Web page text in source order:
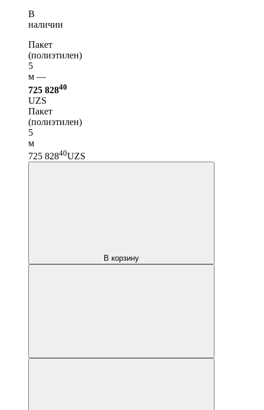
В
наличии
Пакет
(полиэтилен)
5
м —
725 82840
UZS
Пакет
(полиэтилен)
5
м
725 82840UZS
В корзину